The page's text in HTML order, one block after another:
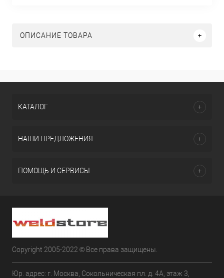
ОПИСАНИЕ ТОВАРА
КАТАЛОГ
НАШИ ПРЕДЛОЖЕНИЯ
ПОМОЩЬ И СЕРВИСЫ
Copyright 2005-2022 © Все права защищены.
Юр. адрес: г. Москва, Сокольническая пл. д. 4А, этаж 3,